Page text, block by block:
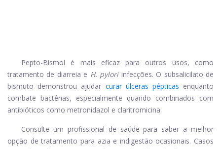
Pepto-Bismol é mais eficaz para outros usos, como
tratamento de diarreia e H. pyloriinfecções. O subsalicilato de
bismuto demonstrou ajudar curar úlceras pépticas enquanto
combate bactérias, especialmente quando combinados com
antibióticos como metronidazol e claritromicina.
Consulte um profissional de saúde para saber a melhor
opção de tratamento para azia e indigestão ocasionais. Casos